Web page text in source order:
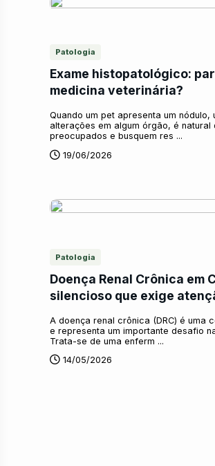
Patologia
Exame histopatológico:
medicina veterinária?
Quando um pet apresenta um nódulo,
alterações em algum órgão, é natural
preocupados e busquem res ...
19/06/2026
Patologia
Doença Renal Crônica em
silencioso que exige
A doença renal crônica (DRC) é uma
e representa um importante desafio
Trata-se de uma enferm ...
14/05/2026